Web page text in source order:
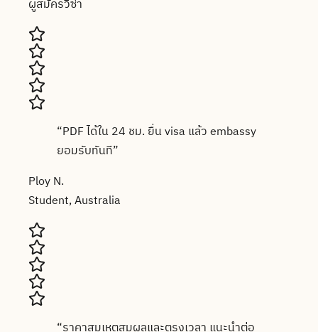
ผู้สมัครวีซ่า
“PDF ได้ใน 24 ชม. ยื่น visa แล้ว embassy
ยอมรับทันที”
Ploy N.
Student, Australia